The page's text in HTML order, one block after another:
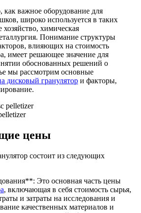
как важное оборудование для
широко используется в таких
хозяйство, химическая
Понимание структуры
влияющих на стоимость
имеет решающее значение для
обоснованных решений о
мы рассмотрим основные
дисковый гранулятор и факторы,
цены
состоит из следующих
Это основная часть цены
, включающая в себя стоимость сырья,
и затраты на исследования и
качественных материалов и